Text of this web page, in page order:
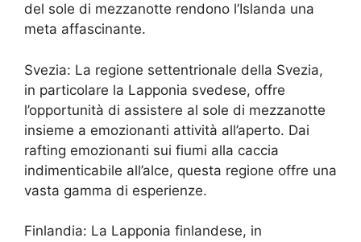
del sole di mezzanotte rendono l’Islanda una
meta affascinante.
Svezia: La regione settentrionale della Svezia,
in particolare la Lapponia svedese, offre
l’opportunità di assistere al sole di mezzanotte
insieme a emozionanti attività all’aperto. Dai
rafting emozionanti sui fiumi alla caccia
indimenticabile all’alce, questa regione offre una
vasta gamma di esperienze.
Finlandia: La Lapponia finlandese, in